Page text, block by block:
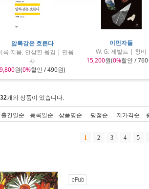
압록강은 흐른다
륵 지음, 안삼환 옮김 | 민음
사
원(0%할인 / 490원)
이민자들
W. G. 제발트 | 창비
15,200원(0%할인 /
개의 상품이 있습니다.
출간일순 등록일순 상품명순 평점순 저가격순
1 2 3 4 5
ePub